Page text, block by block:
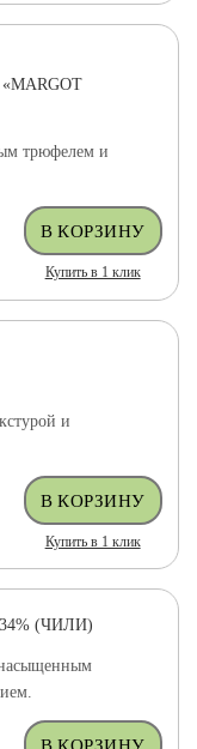
трюфелем и
Купить в 1 клик
и
Купить в 1 клик
(ЧИЛИ)